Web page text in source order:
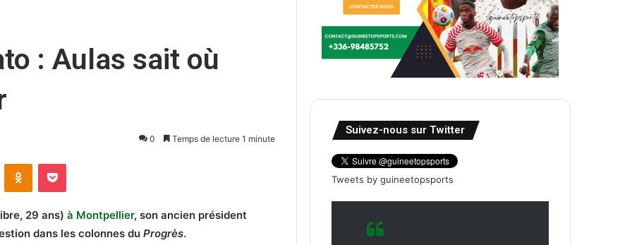
: Aulas sait où
0 Temps de lecture 1 minute
29 ans) à Montpellier, son ancien président
dans les colonnes du Progrès.
Suivez-nous sur Twitter
Tweets by guineetopsports